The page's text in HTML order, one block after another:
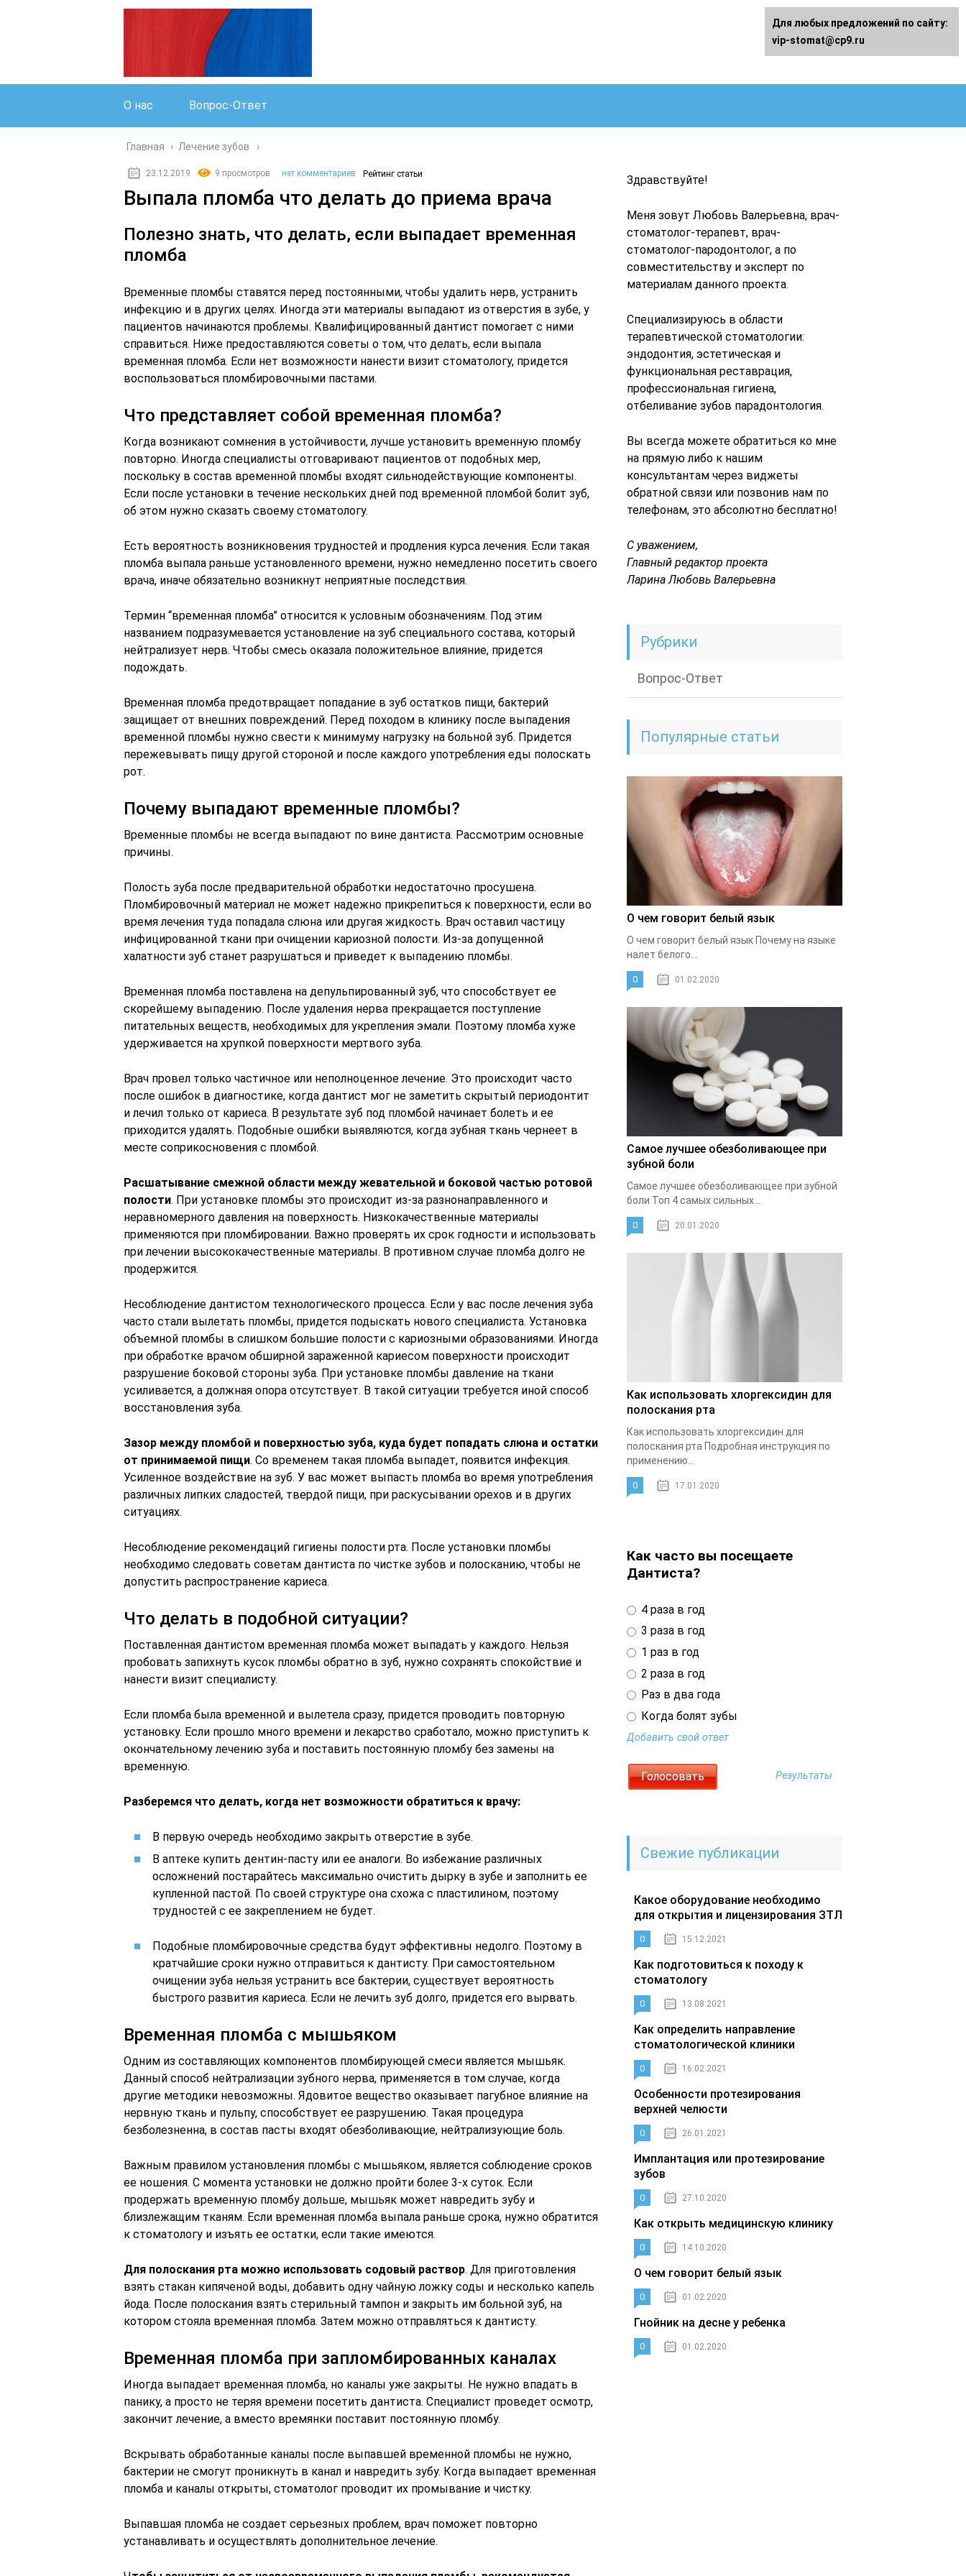
О нас Вопрос-Ответ
Главная › Лечение зубов
23.12.2019 9 просмотров нет комментариев Рейтинг статьи
Выпала пломба что делать до приема врача
Полезно знать, что делать, если выпадает временная
пломба
Временные пломбы ставятся перед постоянными, чтобы удалить нерв, устранить
инфекцию и в других целях. Иногда эти материалы выпадают из отверстия в зубе, у
пациентов начинаются проблемы. Квалифицированный дантист помогает с ними
справиться. Ниже предоставляются советы о том, что делать, если выпала
временная пломба. Если нет возможности нанести визит стоматологу, придется
воспользоваться пломбировочными пастами.
Что представляет собой временная пломба?
Когда возникают сомнения в устойчивости, лучше установить временную пломбу
повторно. Иногда специалисты отговаривают пациентов от подобных мер,
поскольку в состав временной пломбы входят сильнодействующие компоненты.
Если после установки в течение нескольких дней под временной пломбой болит зуб,
об этом нужно сказать своему стоматологу.
Есть вероятность возникновения трудностей и продления курса лечения. Если такая
пломба выпала раньше установленного времени, нужно немедленно посетить своего
врача, иначе обязательно возникнут неприятные последствия.
Термин “временная пломба” относится к условным обозначениям. Под этим
названием подразумевается установление на зуб специального состава, который
нейтрализует нерв. Чтобы смесь оказала положительное влияние, придется
подождать.
Временная пломба предотвращает попадание в зуб остатков пищи, бактерий
защищает от внешних повреждений. Перед походом в клинику после выпадения
временной пломбы нужно свести к минимуму нагрузку на больной зуб. Придется
пережевывать пищу другой стороной и после каждого употребления еды полоскать
рот.
Почему выпадают временные пломбы?
Временные пломбы не всегда выпадают по вине дантиста. Рассмотрим основные
причины.
Полость зуба после предварительной обработки недостаточно просушена.
Пломбировочный материал не может надежно прикрепиться к поверхности, если во
время лечения туда попадала слюна или другая жидкость. Врач оставил частицу
инфицированной ткани при очищении кариозной полости. Из-за допущенной
халатности зуб станет разрушаться и приведет к выпадению пломбы.
Временная пломба поставлена на депульпированный зуб, что способствует ее
скорейшему выпадению. После удаления нерва прекращается поступление
питательных веществ, необходимых для укрепления эмали. Поэтому пломба хуже
удерживается на хрупкой поверхности мертвого зуба.
Врач провел только частичное или неполноценное лечение. Это происходит часто
после ошибок в диагностике, когда дантист мог не заметить скрытый периодонтит
и лечил только от кариеса. В результате зуб под пломбой начинает болеть и ее
приходится удалять. Подобные ошибки выявляются, когда зубная ткань чернеет в
месте соприкосновения с пломбой.
Расшатывание смежной области между жевательной и боковой частью ротовой
полости. При установке пломбы это происходит из-за разнонаправленного и
неравномерного давления на поверхность. Низкокачественные материалы
применяются при пломбировании. Важно проверять их срок годности и использовать
при лечении высококачественные материалы. В противном случае пломба долго не
продержится.
Несоблюдение дантистом технологического процесса. Если у вас после лечения зуба
часто стали вылетать пломбы, придется подыскать нового специалиста. Установка
объемной пломбы в слишком большие полости с кариозными образованиями. Иногда
при обработке врачом обширной зараженной кариесом поверхности происходит
разрушение боковой стороны зуба. При установке пломбы давление на ткани
усиливается, а должная опора отсутствует. В такой ситуации требуется иной способ
восстановления зуба.
Зазор между пломбой и поверхностью зуба, куда будет попадать слюна и остатки
от принимаемой пищи. Со временем такая пломба выпадет, появится инфекция.
Усиленное воздействие на зуб. У вас может выпасть пломба во время употребления
различных липких сладостей, твердой пищи, при раскусывании орехов и в других
ситуациях.
Несоблюдение рекомендаций гигиены полости рта. После установки пломбы
необходимо следовать советам дантиста по чистке зубов и полосканию, чтобы не
допустить распространение кариеса.
Что делать в подобной ситуации?
Поставленная дантистом временная пломба может выпадать у каждого. Нельзя
пробовать запихнуть кусок пломбы обратно в зуб, нужно сохранять спокойствие и
нанести визит специалисту.
Если пломба была временной и вылетела сразу, придется проводить повторную
установку. Если прошло много времени и лекарство сработало, можно приступить к
окончательному лечению зуба и поставить постоянную пломбу без замены на
временную.
Разберемся что делать, когда нет возможности обратиться к врачу:
В первую очередь необходимо закрыть отверстие в зубе.
В аптеке купить дентин-пасту или ее аналоги. Во избежание различных
осложнений постарайтесь максимально очистить дырку в зубе и заполнить ее
купленной пастой. По своей структуре она схожа с пластилином, поэтому
трудностей с ее закреплением не будет.
Подобные пломбировочные средства будут эффективны недолго. Поэтому в
кратчайшие сроки нужно отправиться к дантисту. При самостоятельном
очищении зуба нельзя устранить все бактерии, существует вероятность
быстрого развития кариеса. Если не лечить зуб долго, придется его вырвать.
Временная пломба с мышьяком
Одним из составляющих компонентов пломбирующей смеси является мышьяк.
Данный способ нейтрализации зубного нерва, применяется в том случае, когда
другие методики невозможны. Ядовитое вещество оказывает пагубное влияние на
нервную ткань и пульпу, способствует ее разрушению. Такая процедура
безболезненна, в состав пасты входят обезболивающие, нейтрализующие боль.
Важным правилом установления пломбы с мышьяком, является соблюдение сроков
ее ношения. С момента установки не должно пройти более 3-х суток. Если
продержать временную пломбу дольше, мышьяк может навредить зубу и
близлежащим тканям. Если временная пломба выпала раньше срока, нужно обратится
к стоматологу и изъять ее остатки, если такие имеются.
Для полоскания рта можно использовать содовый раствор. Для приготовления
взять стакан кипяченой воды, добавить одну чайную ложку соды и несколько капель
йода. После полоскания взять стерильный тампон и закрыть им больной зуб, на
котором стояла временная пломба. Затем можно отправляться к дантисту.
Временная пломба при запломбированных каналах
Иногда выпадает временная пломба, но каналы уже закрыты. Не нужно впадать в
панику, а просто не теряя времени посетить дантиста. Специалист проведет осмотр,
закончит лечение, а вместо времянки поставит постоянную пломбу.
Вскрывать обработанные каналы после выпавшей временной пломбы не нужно,
бактерии не смогут проникнуть в канал и навредить зубу. Когда выпадает временная
пломба и каналы открыты, стоматолог проводит их промывание и чистку.
Выпавшая пломба не создает серьезных проблем, врач поможет повторно
устанавливать и осуществлять дополнительное лечение.
Здравствуйте!
Меня зовут Любовь Валерьевна, врач-
стоматолог-терапевт, врач-
стоматолог-пародонтолог, а по
совместительству и эксперт по
материалам данного проекта.
Специализируюсь в области
терапевтической стоматологии:
эндодонтия, эстетическая и
функциональная реставрация,
профессиональная гигиена,
отбеливание зубов парадонтология.
Вы всегда можете обратиться ко мне
на прямую либо к нашим
консультантам через виджеты
обратной связи или позвонив нам по
телефонам, это абсолютно бесплатно!
С уважением,
Главный редактор проекта
Ларина Любовь Валерьевна
Рубрики
Вопрос-Ответ
Популярные статьи
О чем говорит белый язык
О чем говорит белый язык Почему на языке
налет белого...
0 01.02.2020
Самое лучшее обезболивающее при
зубной боли
Самое лучшее обезболивающее при зубной
боли Топ 4 самых сильных...
0 20.01.2020
Как использовать хлоргексидин для
полоскания рта
Как использовать хлоргексидин для
полоскания рта Подробная инструкция по
применению...
0 17.01.2020
Как часто вы посещаете
Дантиста?
4 раза в год
3 раза в год
1 раз в год
2 раза в год
Раз в два года
Когда болят зубы
Добавить свой ответ
Результаты
Свежие публикации
Какое оборудование необходимо
для открытия и лицензирования ЗТЛ
0 15.12.2021
Как подготовиться к походу к
стоматологу
0 13.08.2021
Как определить направление
стоматологической клиники
0 16.02.2021
Особенности протезирования
верхней челюсти
0 26.01.2021
Имплантация или протезирование
зубов
0 27.10.2020
Как открыть медицинскую клинику
0 14.10.2020
О чем говорит белый язык
0 01.02.2020
Гнойник на десне у ребенка
0 01.02.2020
Для любых предложений по сайту:
vip-stomat@cp9.ru